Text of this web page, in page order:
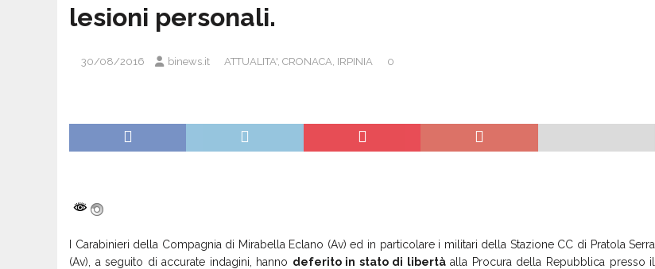
lesioni personali.
30/08/2016 binews.it ATTUALITA' CRONACA IRPINIA 0
I Carabinieri della Compagnia di Mirabella Eclano (Av) ed in particolare i militari della Stazione CC di Pratola Serra
(Av), a seguito di accurate indagini, hanno deferito in stato di libertàalla Procura della Repubblica presso il